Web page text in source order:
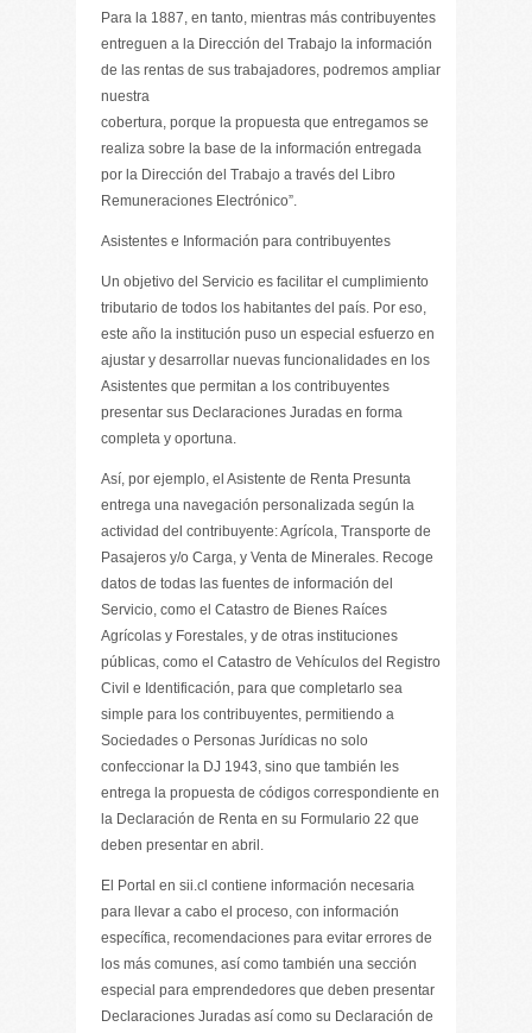
Para la 1887, en tanto, mientras más contribuyentes
entreguen a la Dirección del Trabajo la información
de las rentas de sus trabajadores, podremos ampliar
nuestra
cobertura, porque la propuesta que entregamos se
realiza sobre la base de la información entregada
por la Dirección del Trabajo a través del Libro
Remuneraciones Electrónico”.
Asistentes e Información para contribuyentes
Un objetivo del Servicio es facilitar el cumplimiento
tributario de todos los habitantes del país. Por eso,
este año la institución puso un especial esfuerzo en
ajustar y desarrollar nuevas funcionalidades en los
Asistentes que permitan a los contribuyentes
presentar sus Declaraciones Juradas en forma
completa y oportuna.
Así, por ejemplo, el Asistente de Renta Presunta
entrega una navegación personalizada según la
actividad del contribuyente: Agrícola, Transporte de
Pasajeros y/o Carga, y Venta de Minerales. Recoge
datos de todas las fuentes de información del
Servicio, como el Catastro de Bienes Raíces
Agrícolas y Forestales, y de otras instituciones
públicas, como el Catastro de Vehículos del Registro
Civil e Identificación, para que completarlo sea
simple para los contribuyentes, permitiendo a
Sociedades o Personas Jurídicas no solo
confeccionar la DJ 1943, sino que también les
entrega la propuesta de códigos correspondiente en
la Declaración de Renta en su Formulario 22 que
deben presentar en abril.
El Portal en sii.cl contiene información necesaria
para llevar a cabo el proceso, con información
específica, recomendaciones para evitar errores de
los más comunes, así como también una sección
especial para emprendedores que deben presentar
Declaraciones Juradas así como su Declaración de